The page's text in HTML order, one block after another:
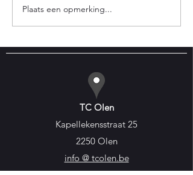
Plaats een opmerking...
TC Olen
Kapellekensstraat 25
2250 Olen
info @ tcolen.be